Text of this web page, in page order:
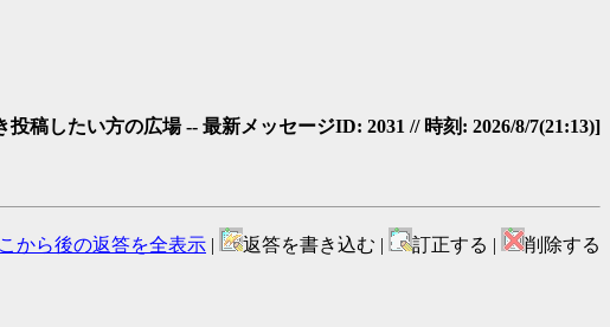
稿したい方の広場 -- 最新メッセージID: 2031 // 時刻: 2026/8/7(21:13)]
から後の返答を全表示 | 返答を書き込む | 訂正する | 削除する